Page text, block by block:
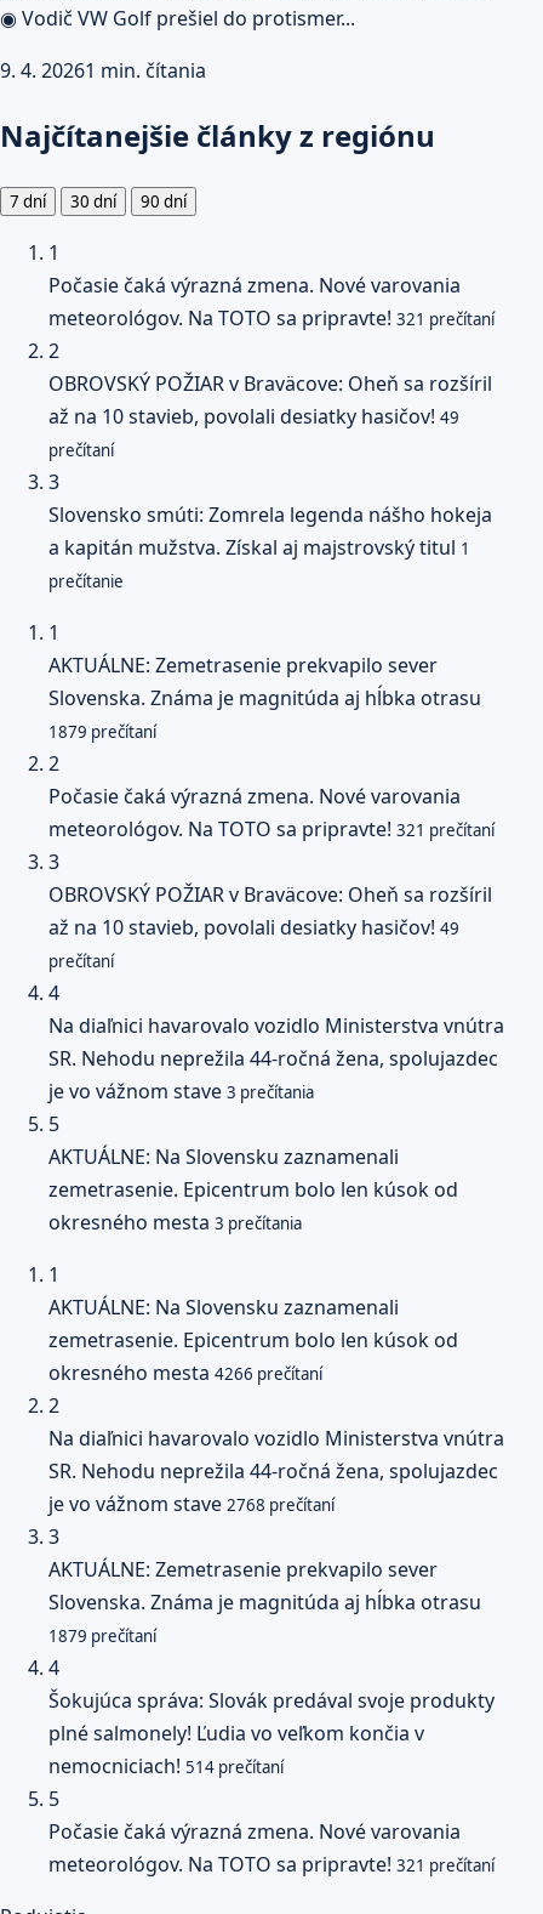
◉ Vodič VW Golf prešiel do protismer...
9. 4. 20261 min. čítania
Najčítanejšie články z regiónu
7 dní 30 dní 90 dní
1
Počasie čaká výrazná zmena. Nové varovania
meteorológov. Na TOTO sa pripravte! 321 prečítaní
2
OBROVSKÝ POŽIAR v Braväcove: Oheň sa rozšíril
až na 10 stavieb, povolali desiatky hasičov! 49
prečítaní
3
Slovensko smúti: Zomrela legenda nášho hokeja
a kapitán mužstva. Získal aj majstrovský titul 1
prečítanie
1
AKTUÁLNE: Zemetrasenie prekvapilo sever
Slovenska. Známa je magnitúda aj hĺbka otrasu
1879 prečítaní
2
Počasie čaká výrazná zmena. Nové varovania
meteorológov. Na TOTO sa pripravte! 321 prečítaní
3
OBROVSKÝ POŽIAR v Braväcove: Oheň sa rozšíril
až na 10 stavieb, povolali desiatky hasičov! 49
prečítaní
4
Na diaľnici havarovalo vozidlo Ministerstva vnútra
SR. Nehodu neprežila 44-ročná žena, spolujazdec
je vo vážnom stave 3 prečítania
5
AKTUÁLNE: Na Slovensku zaznamenali
zemetrasenie. Epicentrum bolo len kúsok od
okresného mesta 3 prečítania
1
AKTUÁLNE: Na Slovensku zaznamenali
zemetrasenie. Epicentrum bolo len kúsok od
okresného mesta 4266 prečítaní
2
Na diaľnici havarovalo vozidlo Ministerstva vnútra
SR. Nehodu neprežila 44-ročná žena, spolujazdec
je vo vážnom stave 2768 prečítaní
3
AKTUÁLNE: Zemetrasenie prekvapilo sever
Slovenska. Známa je magnitúda aj hĺbka otrasu
1879 prečítaní
4
Šokujúca správa: Slovák predával svoje produkty
plné salmonely! Ľudia vo veľkom končia v
nemocniciach! 514 prečítaní
5
Počasie čaká výrazná zmena. Nové varovania
meteorológov. Na TOTO sa pripravte! 321 prečítaní